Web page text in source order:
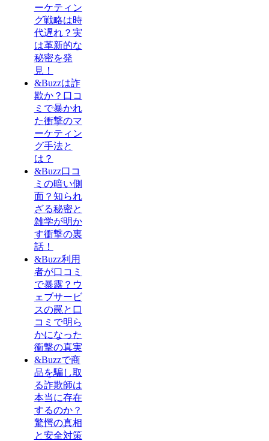
ーケティン
グ戦略は時
代遅れ？実
は革新的な
秘密を発
見！
&Buzzは詐
欺か？口コ
ミで暴かれ
た衝撃のマ
ーケティン
グ手法と
は？
&Buzz口コ
ミの暗い側
面？知られ
ざる秘密と
雑学が明か
す衝撃の裏
話！
&Buzz利用
者が口コミ
で暴露？ウ
ェブサービ
スの罠と口
コミで明ら
かになった
衝撃の真実
&Buzzで商
品を騙し取
る詐欺師は
本当に存在
するのか？
驚愕の真相
と安全対策